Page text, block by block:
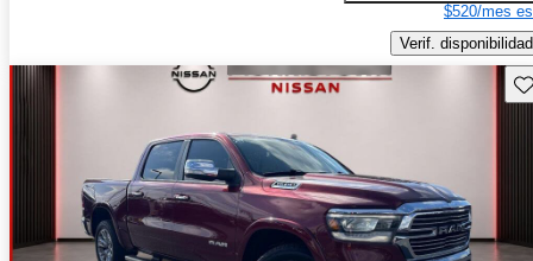
$520/mes
Verif. disponibilidad